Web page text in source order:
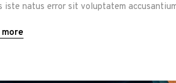
iste natus error sit voluptatem